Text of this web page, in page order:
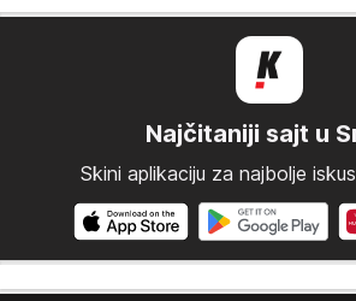
Najčitaniji sajt u
Skini aplikaciju za najbolje